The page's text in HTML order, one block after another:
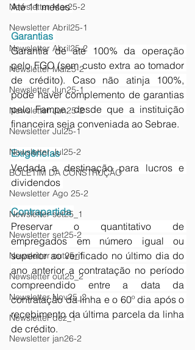
Newsletter Mar25-2
Newsletter Abril25-1
Newsletter Abril25-2
Newsletter Mai25-2
Newsletter Jun25-1
Newsletter Jun25-2
Newsletter Jul25-1
Newsletter Jul25-2
BOLETIM DA CONSTRUÇÃO
Newsletter Ago 25-2
Newsletter set25_1
Newsletter set25-2
Newsletter out25_1
Newsletter out25_2
Newsletter Nov25_2
Newsletter dez_1
Newsletter jan26-2
Até 11 meses
Garantias
Garantia de até 100% da operação
pelo FGO (sem custo extra ao tomador
de crédito). Caso não atinja 100%,
pode haver complemento de garantias
pelo Fampe, desde que a instituição
financeira seja conveniada ao Sebrae.
Exigências
Vedada a destinação para lucros e
dividendos
Contrapartida
Preservar o quantitativo de
empregados em número igual ou
superior ao verificado no último dia do
ano anterior a contratação no período
compreendido entre a data da
contratação da linha e o 60º dia após o
recebimento da última parcela da linha
de crédito.